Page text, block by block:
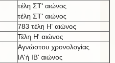
τέλη ΣΤ' αιώνος
τέλη ΣΤ' αιώνος
783 τέλη Η' αιώνος
Τέλη Η' αιώνος
Αγνώστου χρονολογίας
ΙΑ'ή IB' αιώνος